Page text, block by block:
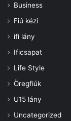
Business
Fiú kézi
ifi lány
Ificsapat
Life Style
Öregfiúk
U15 lány
Uncategorized